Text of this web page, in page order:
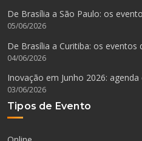
De Brasília a São Paulo: os
05/06/2026
De Brasília a Curitiba: os eventos
04/06/2026
Inovação em Junho 2026:
03/06/2026
Tipos de Evento